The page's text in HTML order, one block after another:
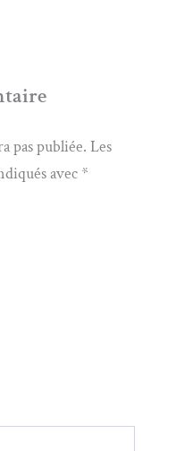
pas publiée. Les
avec *